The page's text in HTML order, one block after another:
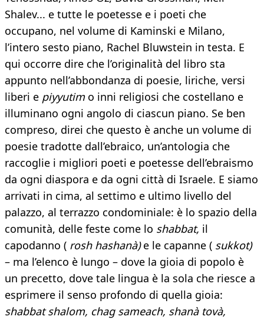
Shalev... e tutte le poetesse e i poeti che
occupano, nel volume di Kaminski e Milano,
l’intero sesto piano, Rachel Bluwstein in testa. E
qui occorre dire che l’originalità del libro sta
appunto nell’abbondanza di poesie, liriche, versi
liberi e piyyutimo inni religiosi che costellano e
illuminano ogni angolo di ciascun piano. Se ben
compreso, direi che questo è anche un volume di
poesie tradotte dall’ebraico, un’antologia che
raccoglie i migliori poeti e poetesse dell’ebraismo
da ogni diaspora e da ogni città di Israele. E siamo
arrivati in cima, al settimo e ultimo livello del
palazzo, al terrazzo condominiale: è lo spazio della
comunità, delle feste come lo shabbat, il
capodanno ( rosh hashanà)e le capanne ( sukkot)
– ma l’elenco è lungo – dove la gioia di popolo è
un precetto, dove tale lingua è la sola che riesce a
esprimere il senso profondo di quella gioia:
shabbat shalom, chag sameach, shanà tovà,